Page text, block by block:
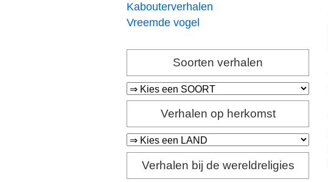
Kabouterverhalen
Vreemde vogel
Soorten verhalen
Verhalen op herkomst
Verhalen bij de wereldreligies